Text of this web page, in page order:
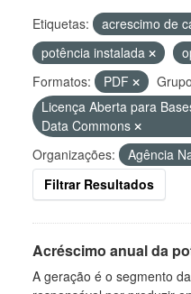
Etiquetas: acrescimo de
potência instalada
Formatos:
PDF
Licença Aberta para
Data Commons
Organizações:
Agência
Filtrar Resultados
Acréscimo anual da
A geração é o segmento